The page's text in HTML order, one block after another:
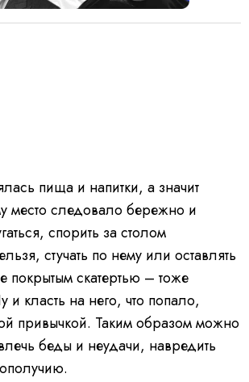
пища и напитки, а значит
место следовало бережно и
спорить за столом
стучать по нему или оставлять
покрытым скатертью – тоже
класть на него, что попало,
привычкой. Таким образом можно
беды и неудачи, навредить